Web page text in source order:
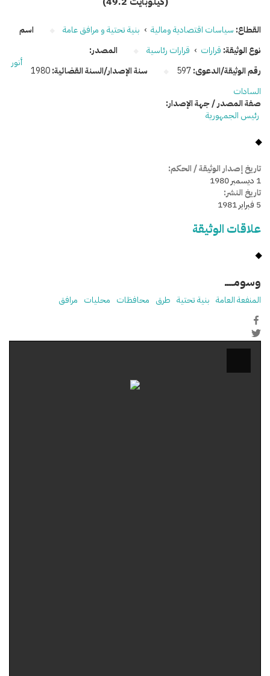
القطاع: سياسات اقتصادية ومالية › بنية تحتية و مرافق عامة
نوع الوثيقة: قرارات › قرارات رئاسية
رقم الوثيقة/الدعوى:597 سنة الإصدار/السنة القضائية:1980
اسم
المصدر:
أنور
السادات
صفة المصدر / جهة الإصدار:
رئيس الجمهورية
تاريخ إصدار الوثيقة / الحكم:
1 ديسمبر 1980
تاريخ النشر:
5 فبراير 1981
علاقات الوثيقة
وسومـــــ
المنفعة العامة بنية تحتية طرق محافظات محليات مرافق